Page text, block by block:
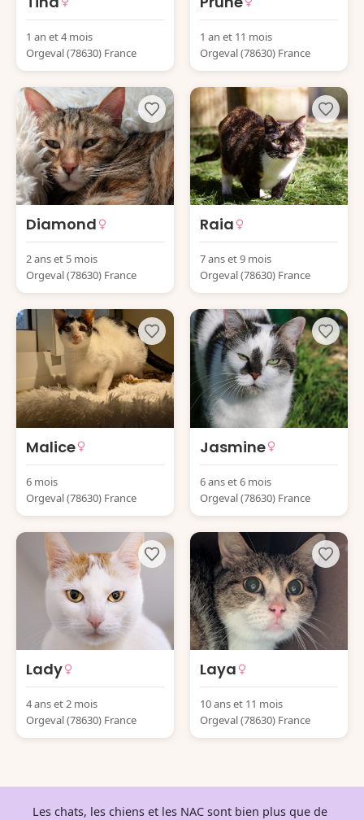
1 an et 4 mois
Orgeval (78630) France
1 an et 11 mois
Orgeval (78630) France
Diamond
2 ans et 5 mois
Orgeval (78630) France
Raia
7 ans et 9 mois
Orgeval (78630) France
Malice
6 mois
Orgeval (78630) France
Jasmine
6 ans et 6 mois
Orgeval (78630) France
Lady
4 ans et 2 mois
Orgeval (78630) France
Laya
10 ans et 11 mois
Orgeval (78630) France
Les chats, les chiens et les NAC sont bien plus que de